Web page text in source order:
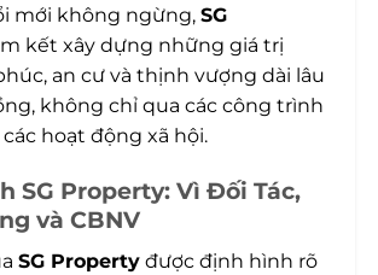
mới không ngừng,SG
kết xây dựng những giá trị
an cư và thịnh vượng dài lâu
không chỉ qua các công trình
hoạt động xã hội.
SG Property: Vì Đối Tác,
và CBNV
SG Property được định hình rõ